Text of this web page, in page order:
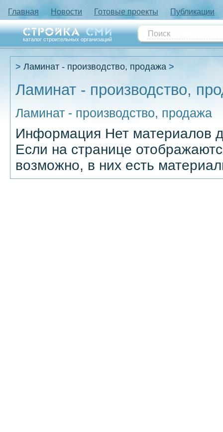
Главная Новости Готовые проекты Публикации
каталог строительных организаций
Ламинат - производство, продажа
Ламинат - производство,
Ламинат - производство, продажа
Информация Нет материалов
Если на странице
возможно, в них есть